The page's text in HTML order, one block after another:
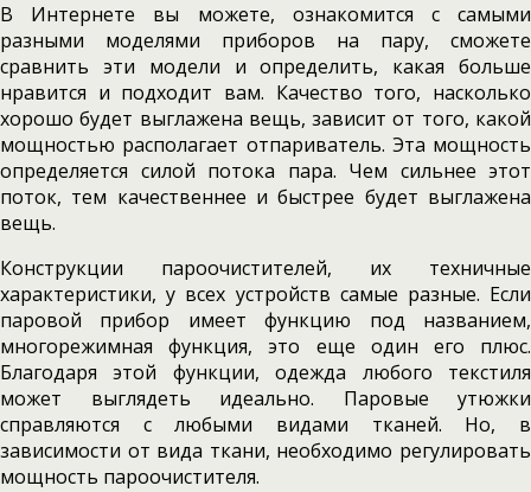
В Интернете вы можете, ознакомится с самыми
разными моделями приборов на пару, сможете
сравнить эти модели и определить, какая больше
нравится и подходит вам. Качество того, насколько
хорошо будет выглажена вещь, зависит от того, какой
мощностью располагает отпариватель. Эта мощность
определяется силой потока пара. Чем сильнее этот
поток, тем качественнее и быстрее будет выглажена
вещь.
Конструкции пароочистителей, их техничные
характеристики, у всех устройств самые разные. Если
паровой прибор имеет функцию под названием,
многорежимная функция, это еще один его плюс.
Благодаря этой функции, одежда любого текстиля
может выглядеть идеально. Паровые утюжки
справляются с любыми видами тканей. Но, в
зависимости от вида ткани, необходимо регулировать
мощность пароочистителя.